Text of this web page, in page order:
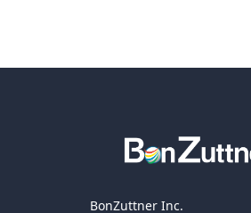
BonZuttner Inc.